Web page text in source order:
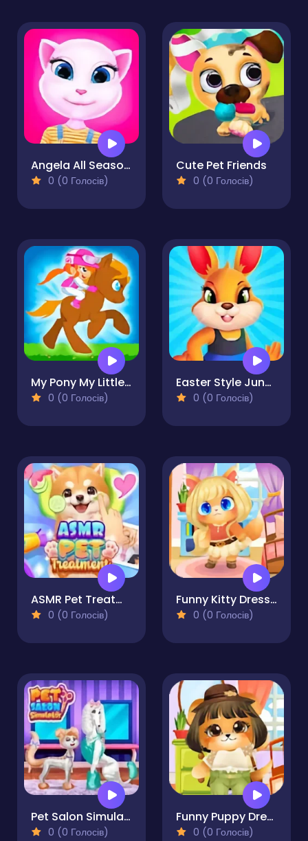
Angela All Season Fashion
0 (0 Голосів)
Cute Pet Friends
0 (0 Голосів)
My Pony My Little Race
0 (0 Голосів)
Easter Style Junction Egg Hunt Extravaganza
0 (0 Голосів)
ASMR Pet Treatment
0 (0 Голосів)
Funny Kitty Dressup
0 (0 Голосів)
Pet Salon Simulator
0 (0 Голосів)
Funny Puppy Dressup
0 (0 Голосів)